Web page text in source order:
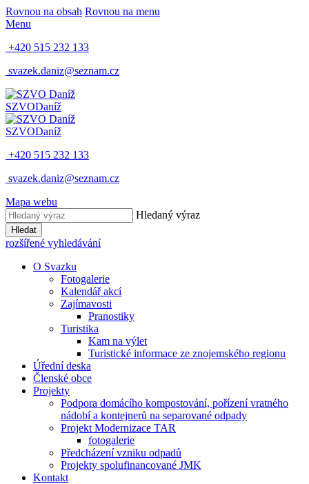
Rovnou na obsah Rovnou na menu
Menu
+420 515 232 133
svazek.daniz@seznam.cz
SZVODaníž
SZVODaníž
+420 515 232 133
svazek.daniz@seznam.cz
Mapa webu
Hledaný výraz
Hledat
rozšířené vyhledávání
O Svazku
Fotogalerie
Kalendář akcí
Zajímavosti
Pranostiky
Turistika
Kam na výlet
Turistické informace ze znojemského regionu
Úřední deska
Členské obce
Projekty
Podpora domácího kompostování, pořízení vratného
nádobí a kontejnerů na separované odpady
Projekt Modernizace TAR
fotogalerie
Předcházení vzniku odpadů
Projekty spolufinancované JMK
Kontakt